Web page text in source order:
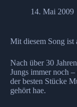
14. Mai 2009
Mit diesem Song ist
Nach über 30
Jungs immer noch
der besten Stücke
gehört hae.